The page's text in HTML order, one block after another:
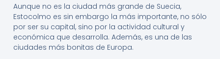
Aunque no es la ciudad más grande de Suecia,
Estocolmo es sin embargo la más importante, no sólo
por ser su capital, sino por la actividad cultural y
económica que desarrolla. Además, es una de las
ciudades más bonitas de Europa.